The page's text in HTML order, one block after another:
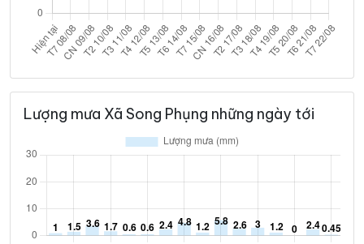
Lượng mưa Xã Song Phụng những ngày tới